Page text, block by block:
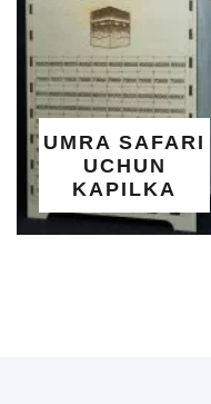
UMRA SAFARI
UCHUN
KAPILKA